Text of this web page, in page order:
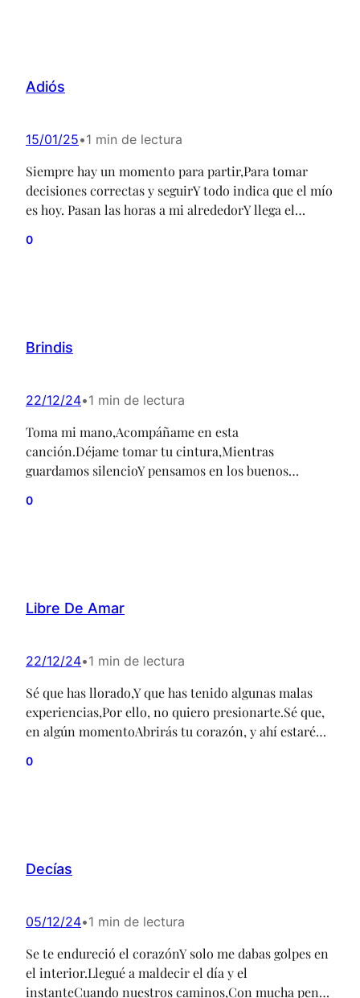
Adiós
15/01/25•1 min de lectura
Siempre hay un momento para partir,Para tomar
decisiones correctas y seguirY todo indica que el mío
es hoy. Pasan las horas a mi alrededorY llega el
irse,De dejarte atrás y continuar. Es mi tiempoPara
0
Brindis
22/12/24•1 min de lectura
Toma mi mano,Acompáñame en esta
canción.Déjame tomar tu cintura,Mientras
guardamos silencioY pensamos en los buenos
atrás,Para mañanaSolo el recuerdo nos
0
Libre De Amar
22/12/24•1 min de lectura
Sé que has llorado,Y que has tenido algunas malas
experiencias,Por ello, no quiero presionarte.Sé que,
en algún momentoAbrirás tu corazón, y ahí estaré
que siempre comprendí tu miedo.Te diré que siempre
0
Decías
05/12/24•1 min de lectura
Se te endureció el corazónY solo me dabas golpes en
el interior.Llegué a maldecir el día y el
instanteCuando nuestros caminos,Con mucha pena,